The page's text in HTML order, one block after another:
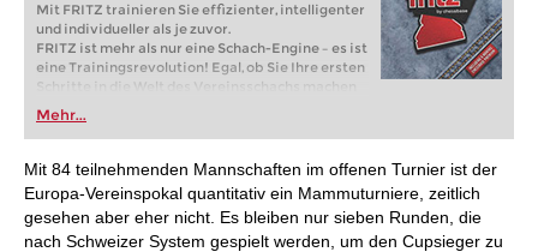
Mit FRITZ trainieren Sie effizienter, intelligenter
und individueller als je zuvor.
FRITZ ist mehr als nur eine Schach-Engine – es ist
eine Trainingsrevolution! Egal, ob Sie Ihre ersten
Schritte in die Welt des Vereinsschachs machen
oder bereits auf Turnierniveau spielen: Mit
FRITZ trainieren Sie effizienter, intelligenter und
individueller als je zuvor.
Mehr...
Mit 84 teilnehmenden Mannschaften im offenen Turnier ist der
Europa-Vereinspokal quantitativ ein Mammuturniere, zeitlich
gesehen aber eher nicht. Es bleiben nur sieben Runden, die
nach Schweizer System gespielt werden, um den Cupsieger zu